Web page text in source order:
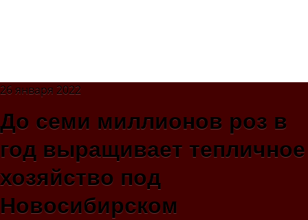
26 января 2022
До семи миллионов роз в
год выращивает тепличное
хозяйство под
Новосибирском